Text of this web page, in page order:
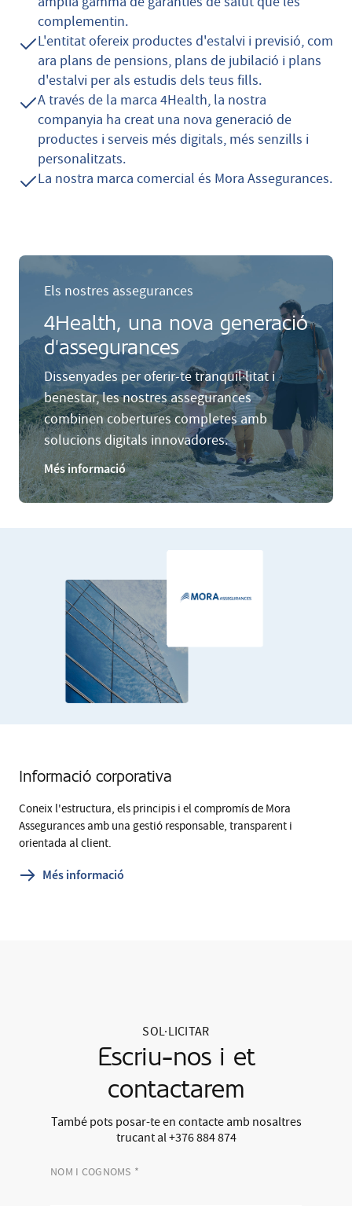
complementin.
L'entitat ofereix productes d'estalvi i previsió, com
ara plans de pensions, plans de jubilació i plans
d'estalvi per als estudis dels teus fills.
A través de la marca 4Health, la nostra
companyia ha creat una nova generació de
productes i serveis més digitals, més senzills i
personalitzats.
La nostra marca comercial és Mora Assegurances.
Els nostres assegurances
4Health, una nova generació
d'assegurances
Dissenyades per oferir-te tranquil·litat i
benestar, les nostres assegurances
combinen cobertures completes amb
solucions digitals innovadores.
Més informació
Informació corporativa
Coneix l'estructura, els principis i el compromís de Mora
Assegurances amb una gestió responsable, transparent i
orientada al client.
Més informació
SOL·LICITAR
Escriu-nos i et
contactarem
També pots posar-te en contacte amb nosaltres
trucant al +376 884 874
NOM I COGNOMS *